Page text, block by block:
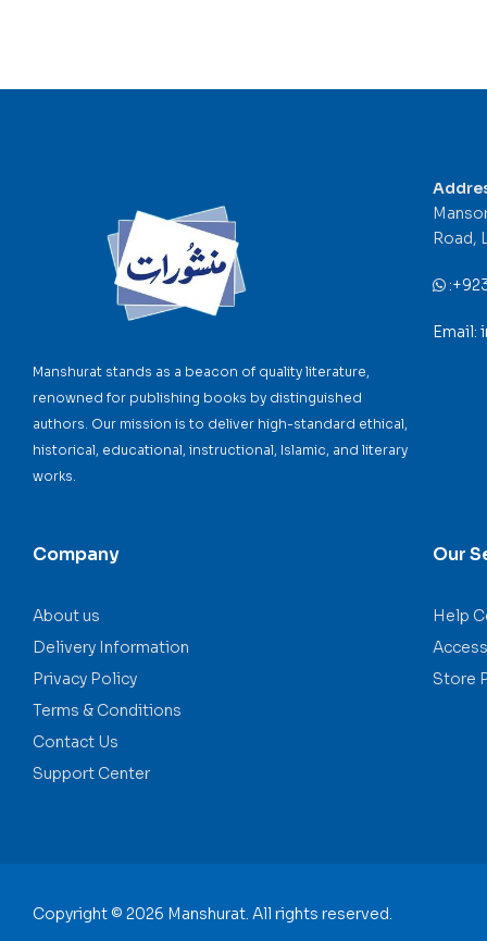
Manshurat stands as a beacon of quality literature,
renowned for publishing books by distinguished
authors. Our mission is to deliver high-standard ethical,
historical, educational, instructional, Islamic, and literary
works.
Company
About us
Delivery Information
Privacy Policy
Terms & Conditions
Contact Us
Support Center
Our
Help
Store
Road,
:
Email:
Copyright © 2026 Manshurat. All rights reserved.